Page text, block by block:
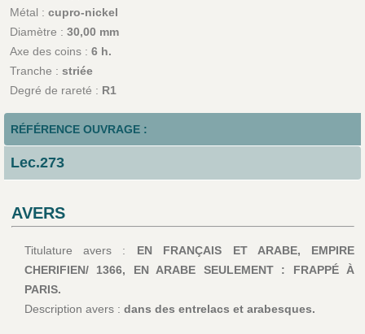
Métal : cupro-nickel
Diamètre : 30,00 mm
Axe des coins : 6 h.
Tranche : striée
Degré de rareté : R1
RÉFÉRENCE OUVRAGE :
Lec.273
AVERS
Titulature avers : EN FRANÇAIS ET ARABE, EMPIRE
CHERIFIEN/ 1366, EN ARABE SEULEMENT : FRAPPÉ À
PARIS.
Description avers : dans des entrelacs et arabesques.